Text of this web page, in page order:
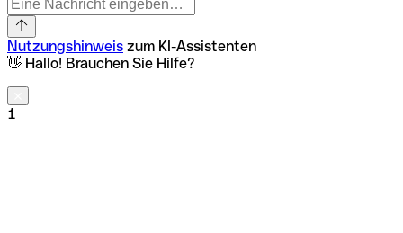
Nutzungshinweis zum KI-Assistenten
👋 Hallo! Brauchen Sie Hilfe?
1